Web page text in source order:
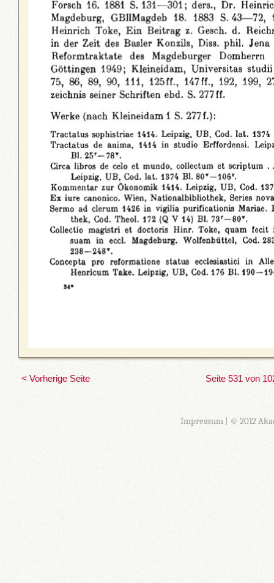
< Vorherige Seite Seite 531 von
Impressum| © 2012